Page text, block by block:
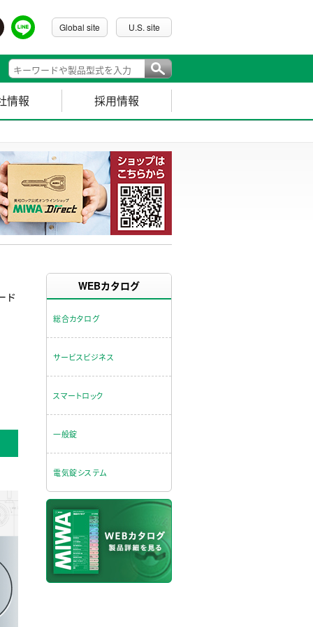
Global site U.S. site
情報 採用情報
ド
WEBカタログ
総合カタログ
サービスビジネス
スマートロック
一般錠
電気錠システム